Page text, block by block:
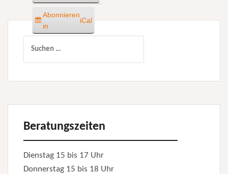
Abonnieren
in
iCal
Beratungszeiten
Dienstag 15 bis 17 Uhr
Donnerstag 15 bis 18 Uhr